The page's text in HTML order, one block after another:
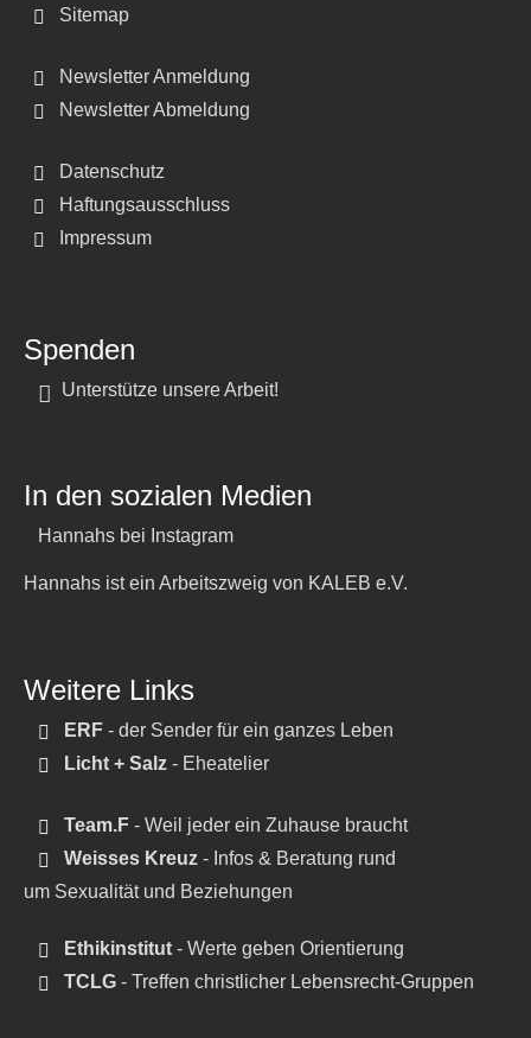
Sitemap
Newsletter Anmeldung
Newsletter Abmeldung
Datenschutz
Haftungsausschluss
Impressum
Spenden
Unterstütze unsere Arbeit!
In den sozialen Medien
Hannahs bei Instagram
Hannahs ist ein Arbeitszweig von KALEB e.V.
Weitere Links
ERF - der Sender für ein ganzes Leben
Licht + Salz - Eheatelier
Team.F - Weil jeder ein Zuhause braucht
Weisses Kreuz - Infos & Beratung rund
um Sexualität und Beziehungen
Ethikinstitut - Werte geben Orientierung
TCLG - Treffen christlicher Lebensrecht-Gruppen